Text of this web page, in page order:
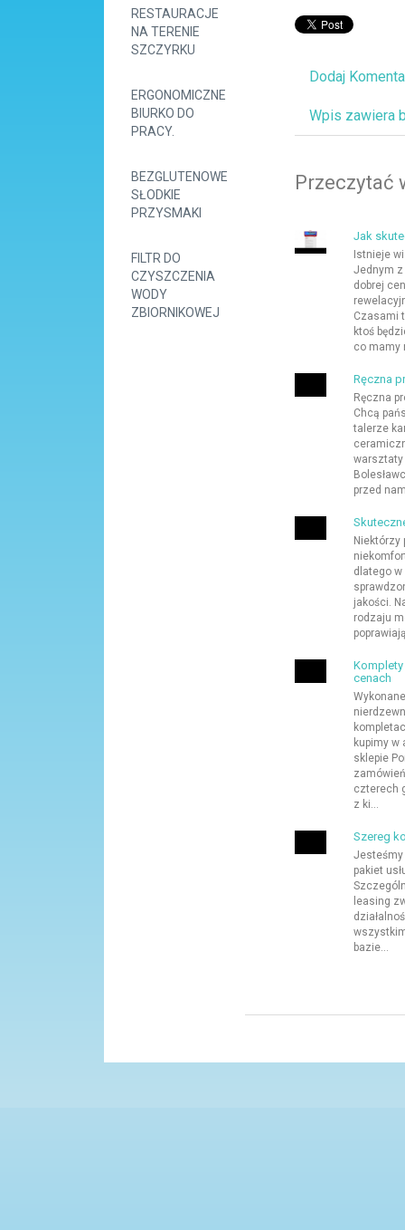
RESTAURACJE
NA TERENIE
SZCZYRKU
ERGONOMICZNE
BIURKO DO
PRACY.
BEZGLUTENOWE
SŁODKIE
PRZYSMAKI
FILTR DO
CZYSZCZENIA
WODY
ZBIORNIKOWEJ
Dodaj
Wpis zawiera
Przeczytać
Jak
Istnieje
Jednym
dobrej
Czasami
ktoś
co mamy
Ręczna
Ręczna
Chcą
talerze
przed
Niektórzy
dlatego
jakości.
rodzaju
cenach
kupimy
sklepie
czterech
z ki...
Szereg
Jesteśmy
pakiet
leasing
bazie...